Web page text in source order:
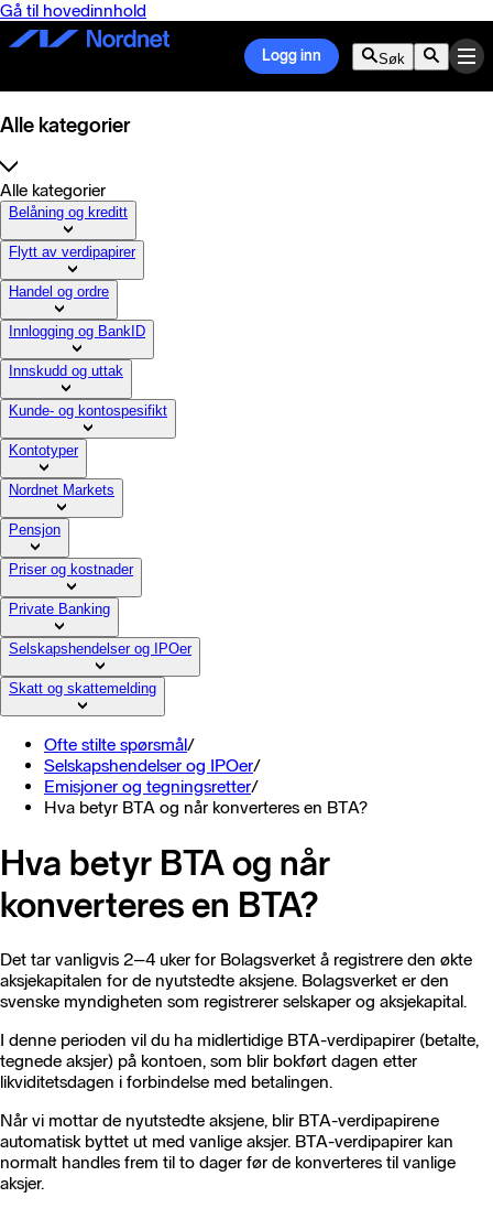
Gå til hovedinnhold
Logg inn Søk
Alle kategorier
Alle kategorier
Belåning og kreditt
Flytt av verdipapirer
Handel og ordre
Innlogging og BankID
Innskudd og uttak
Kunde- og kontospesifikt
Kontotyper
Nordnet Markets
Pensjon
Priser og kostnader
Private Banking
Selskapshendelser og IPOer
Skatt og skattemelding
Ofte stilte spørsmål/
Selskapshendelser og IPOer/
Emisjoner og tegningsretter/
Hva betyr BTA og når konverteres en BTA?
Hva betyr BTA og når
konverteres en BTA?
Det tar vanligvis 2–4 uker for Bolagsverket å registrere den økte
aksjekapitalen for de nyutstedte aksjene. Bolagsverket er den
svenske myndigheten som registrerer selskaper og aksjekapital.
I denne perioden vil du ha midlertidige BTA-verdipapirer (betalte,
tegnede aksjer) på kontoen, som blir bokført dagen etter
likviditetsdagen i forbindelse med betalingen.
Når vi mottar de nyutstedte aksjene, blir BTA-verdipapirene
automatisk byttet ut med vanlige aksjer. BTA-verdipapirer kan
normalt handles frem til to dager før de konverteres til vanlige
aksjer.